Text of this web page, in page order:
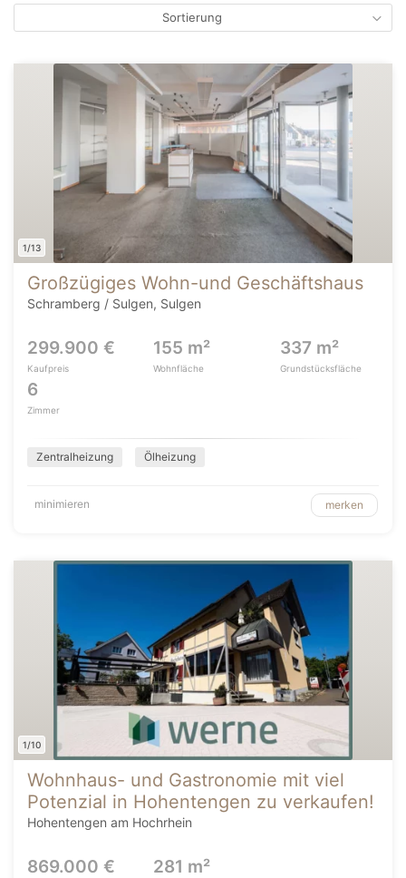
Sortierung
1/13
Großzügiges Wohn-und Geschäftshaus
Schramberg / Sulgen, Sulgen
299.900 €
Kaufpreis
155 m²
Wohnfläche
337 m²
Grundstücksfläche
6
Zimmer
Zentralheizung Ölheizung
minimieren merken
1/10
Wohnhaus- und Gastronomie mit viel
Potenzial in Hohentengen zu verkaufen!
Hohentengen am Hochrhein
869.000 € 281 m²